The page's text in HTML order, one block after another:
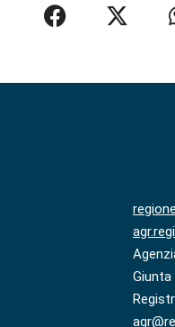
Giunta